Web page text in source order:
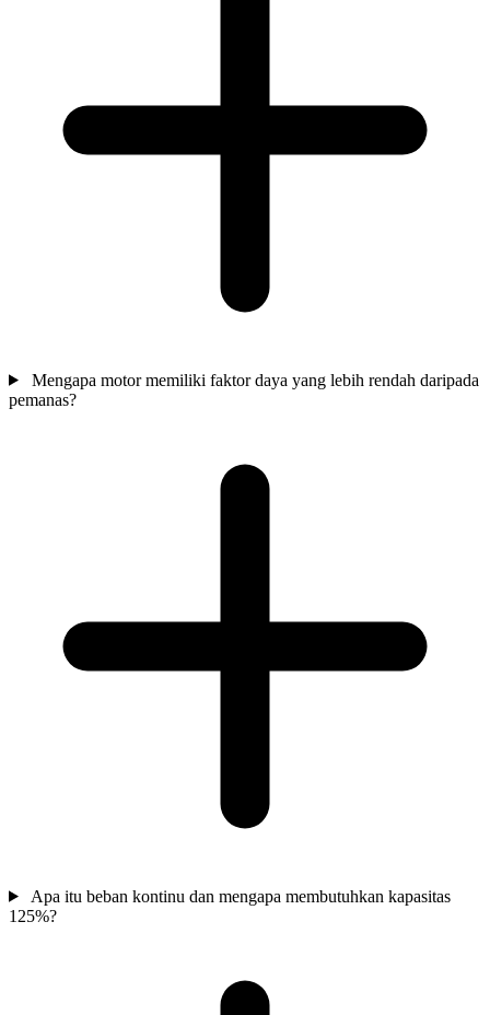
Mengapa motor memiliki faktor daya yang lebih rendah daripada
pemanas?
Apa itu beban kontinu dan mengapa membutuhkan kapasitas
125%?